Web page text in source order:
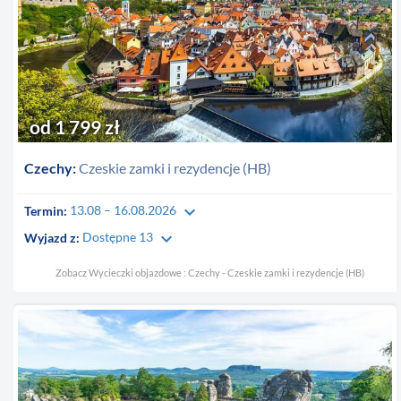
Czechy:Czeskie zamki i rezydencje (HB)
od 1 799 zł
Termin: 13.08 – 16.08.2026 keyboard_arrow_down
Wyjazd z: Dostępne 13 keyboard_arrow_down
Zobacz Wycieczki objazdowe : Czechy - Czeskie zamki i rezydencje (HB)